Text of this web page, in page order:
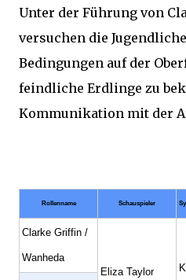
Unter der Führung von
versuchen die
Bedingungen auf der
feindliche Erdlinge zu
Kommunikation mit der
Rollenname Schauspieler
Clarke Griffin /
Wanheda
Eliza Taylor